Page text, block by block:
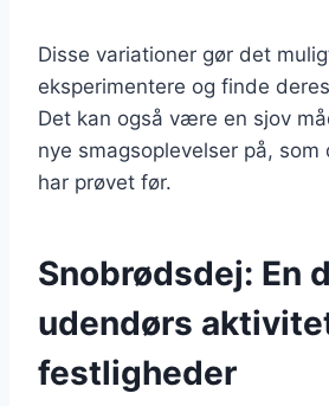
Disse variationer gør det
eksperimentere og finde
Det kan også være en sjov
nye smagsoplevelser på, som
har prøvet før.
Snobrødsdej: En
udendørs
festligheder